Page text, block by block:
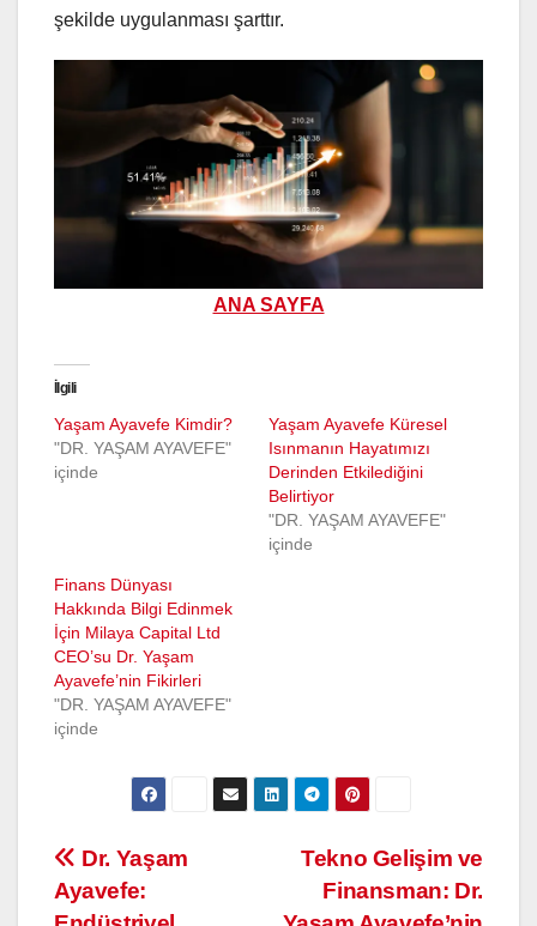
şekilde uygulanması şarttır.
ANA SAYFA
İlgili
Yaşam Ayavefe Kimdir?
"DR. YAŞAM AYAVEFE"
içinde
Yaşam Ayavefe Küresel
Isınmanın Hayatımızı
Derinden Etkilediğini
Belirtiyor
"DR. YAŞAM AYAVEFE"
içinde
Finans Dünyası
Hakkında Bilgi Edinmek
İçin Milaya Capital Ltd
CEO’su Dr. Yaşam
Ayavefe’nin Fikirleri
"DR. YAŞAM AYAVEFE"
içinde
Yazı
gezinmesi
Tekno Gelişim ve
Finansman: Dr.
Dr. Yaşam
Ayavefe: